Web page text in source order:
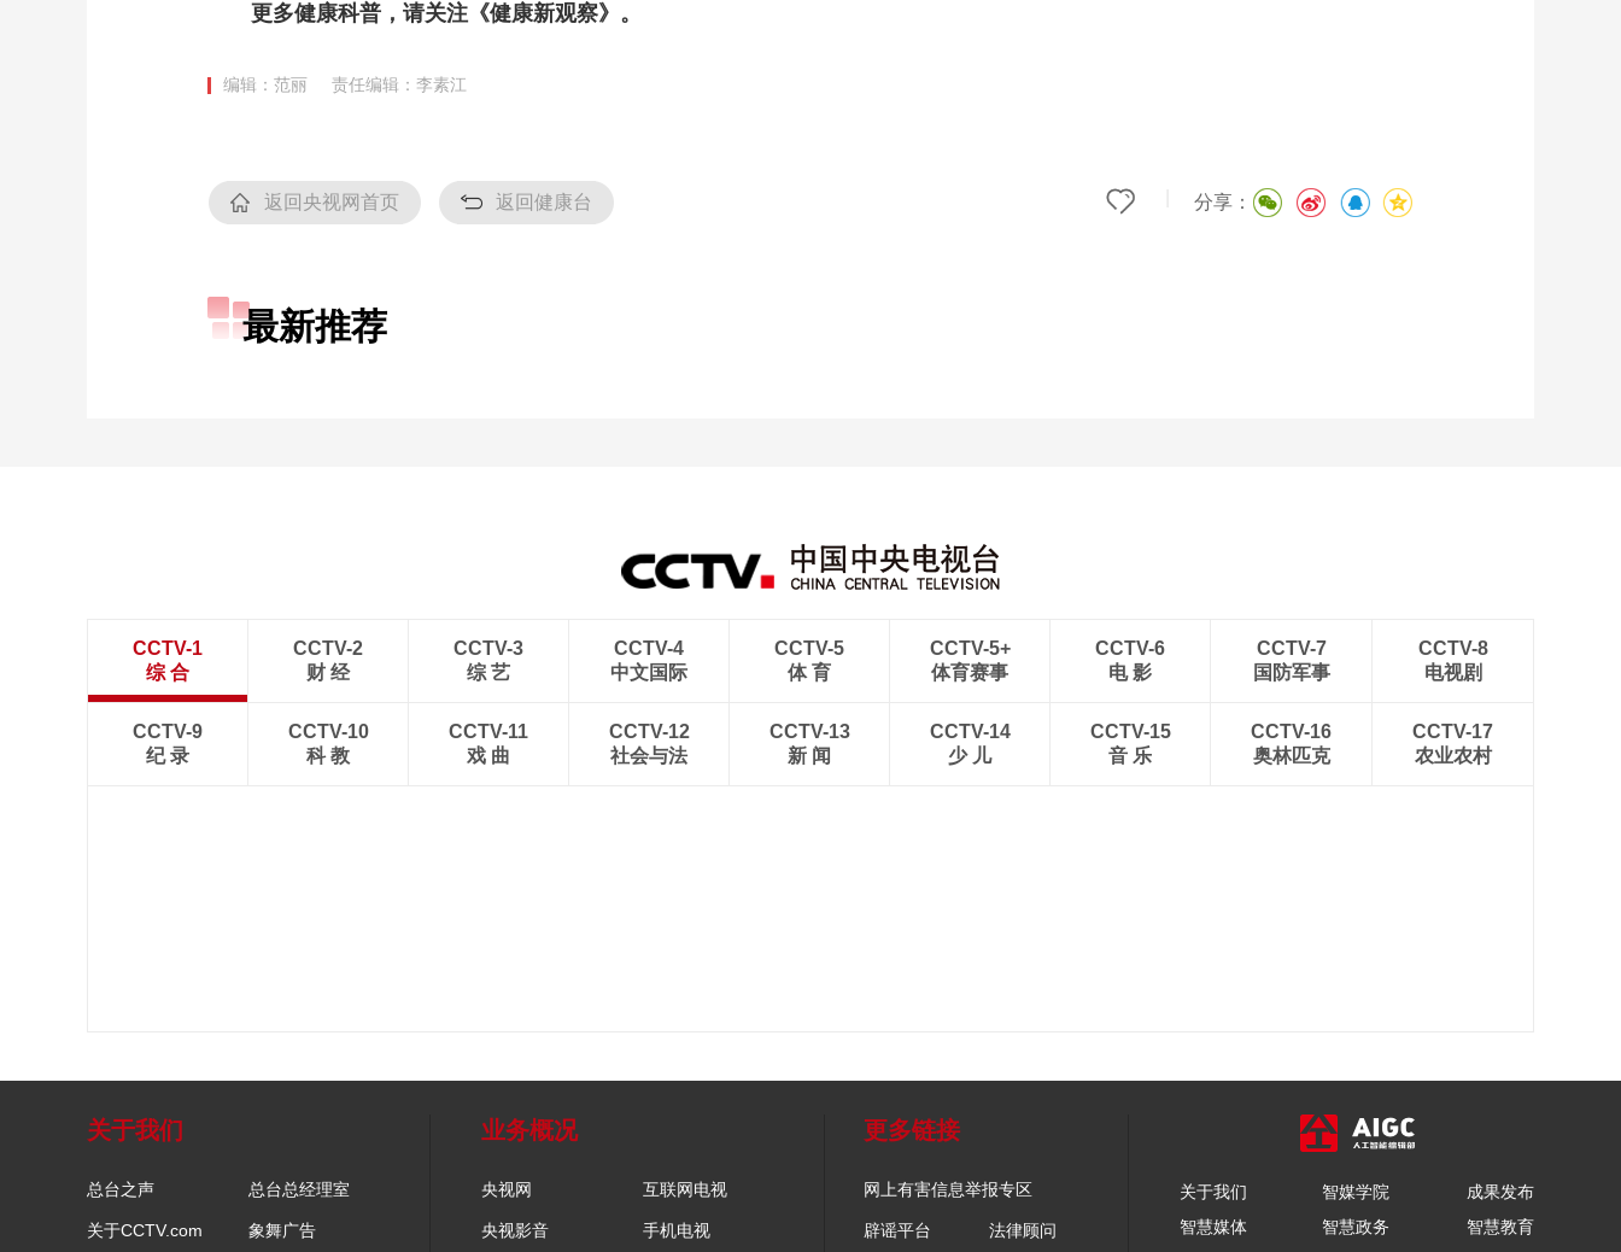
更多健康科普，请关注《健康新观察》。
编辑：范丽 责任编辑：李素江
返回央视网首页 返回健康台 分享：
最新推荐
CCTV-1
综 合
CCTV-2
财 经
CCTV-3
综 艺
CCTV-4
中文国际
CCTV-5
体 育
CCTV-5+
体育赛事
CCTV-6
电 影
CCTV-7
国防军事
CCTV-8
电视剧
CCTV-9
纪 录
CCTV-10
科 教
CCTV-11
戏 曲
CCTV-12
社会与法
CCTV-13
新 闻
CCTV-14
少 儿
CCTV-15
音 乐
CCTV-16
奥林匹克
CCTV-17
农业农村
关于我们
总台之声 总台总经理室
关于CCTV.com 象舞广告
业务概况
央视网 互联网电视
央视影音 手机电视
更多链接
网上有害信息举报专区
辟谣平台 法律顾问
关于我们 智媒学院
成果发布
智慧媒体
智慧政务 智慧教育